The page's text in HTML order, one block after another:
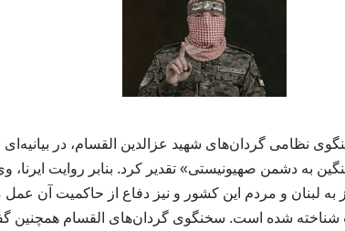
نظامی گردان‌های شهید عزالدین القسام، در بیانیه‌ای
به دشمن صهیونیستی» تقدیر کرد. بنابر روایت ایرنا،
به لبنان و مردم این کشور و نیز دفاع از حاکمیت آن
شده است. سخنگوی گردان‌های القسام همچنین